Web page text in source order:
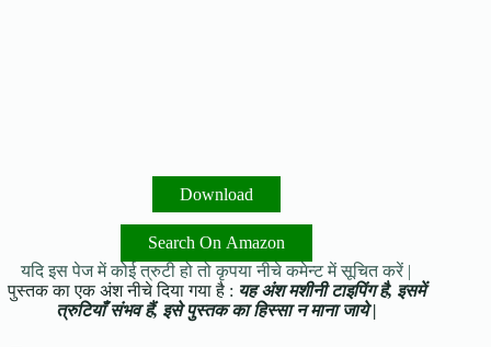
Download
Search On Amazon
यदि इस पेज में कोई त्रुटी हो तो कृपया नीचे कमेन्ट में सूचित करें |
पुस्तक का एक अंश नीचे दिया गया है : यह अंश मशीनी टाइपिंग है, इसमें
त्रुटियाँ संभव हैं, इसे पुस्तक का हिस्सा न माना जाये |